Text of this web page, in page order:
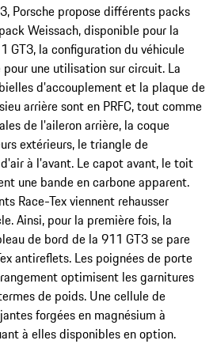
Porsche propose différents packs
Weissach, disponible pour la
GT3, la configuration du véhicule
une utilisation sur circuit. La
d'accouplement et la plaque de
arrière sont en PRFC, tout comme
de l'aileron arrière, la coque
extérieurs, le triangle de
à l'avant. Le capot avant, le toit
une bande en carbone apparent.
Race-Tex viennent rehausser
Ainsi, pour la première fois, la
de bord de la 911 GT3 se pare
antireflets. Les poignées de porte
optimisent les garnitures
de poids. Une cellule de
forgées en magnésium à
à elles disponibles en option.